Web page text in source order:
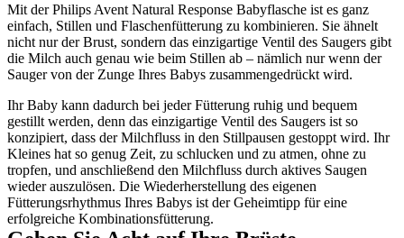
Mit der Philips Avent Natural Response Babyflasche ist es ganz
einfach, Stillen und Flaschenfütterung zu kombinieren. Sie ähnelt
nicht nur der Brust, sondern das einzigartige Ventil des Saugers gibt
die Milch auch genau wie beim Stillen ab – nämlich nur wenn der
Sauger von der Zunge Ihres Babys zusammengedrückt wird.
Ihr Baby kann dadurch bei jeder Fütterung ruhig und bequem
gestillt werden, denn das einzigartige Ventil des Saugers ist so
konzipiert, dass der Milchfluss in den Stillpausen gestoppt wird. Ihr
Kleines hat so genug Zeit, zu schlucken und zu atmen, ohne zu
tropfen, und anschließend den Milchfluss durch aktives Saugen
wieder auszulösen. Die Wiederherstellung des eigenen
Fütterungsrhythmus Ihres Babys ist der Geheimtipp für eine
erfolgreiche Kombinationsfütterung.